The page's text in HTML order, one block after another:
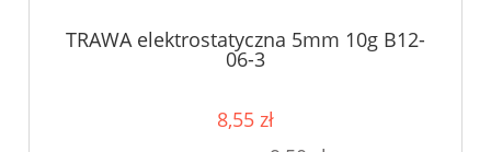
TRAWA elektrostatyczna 5mm 10g B12-
06-3
8,55 zł